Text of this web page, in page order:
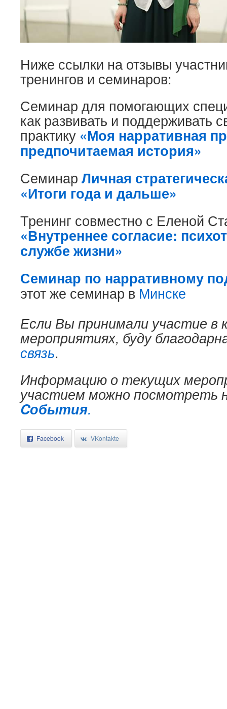
Ниже ссылки на отзывы
тренингов и семинаров:
Семинар для помогающих
как развивать и поддерживать
практику «Моя нарративная
предпочитаемая история»
Семинар Личная
«Итоги года и дальше»
Тренинг совместно с Еленой
«Внутреннее согласие:
службе жизни»
Семинар по нарративному
этот же семинар в Минске
Если Вы принимали участие в
мероприятиях, буду
связь.
Информацию о текущих
участием можно посмотреть
Cобытия.
Facebook VKontakte